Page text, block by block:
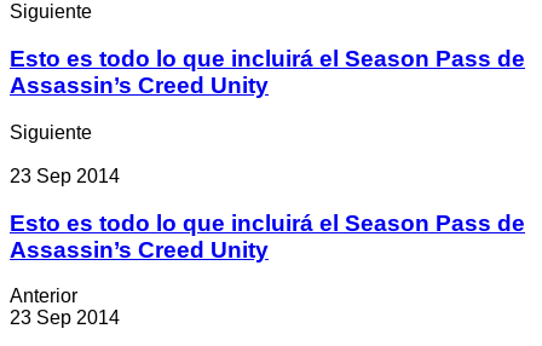
Siguiente
Esto es todo lo que incluirá el Season Pass de
Assassin’s Creed Unity
Siguiente
23 Sep 2014
Esto es todo lo que incluirá el Season Pass de
Assassin’s Creed Unity
Anterior
23 Sep 2014